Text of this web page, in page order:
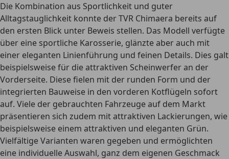
Die Kombination aus Sportlichkeit und guter
Alltagstauglichkeit konnte der TVR Chimaera bereits auf
den ersten Blick unter Beweis stellen. Das Modell verfügte
über eine sportliche Karosserie, glänzte aber auch mit
einer eleganten Linienführung und feinen Details. Dies galt
beispielsweise für die attraktiven Scheinwerfer an der
Vorderseite. Diese fielen mit der runden Form und der
integrierten Bauweise in den vorderen Kotflügeln sofort
auf. Viele der gebrauchten Fahrzeuge auf dem Markt
präsentieren sich zudem mitattraktiven Lackierungen, wie
beispielsweise einem attraktiven und eleganten Grün.
Vielfältige Varianten waren gegeben und ermöglichten
eine individuelle Auswahl, ganz dem eigenen Geschmack